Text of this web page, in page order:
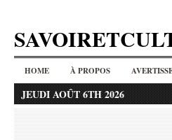
HOME À PROPOS
JEUDI AOÛT 6TH 2026